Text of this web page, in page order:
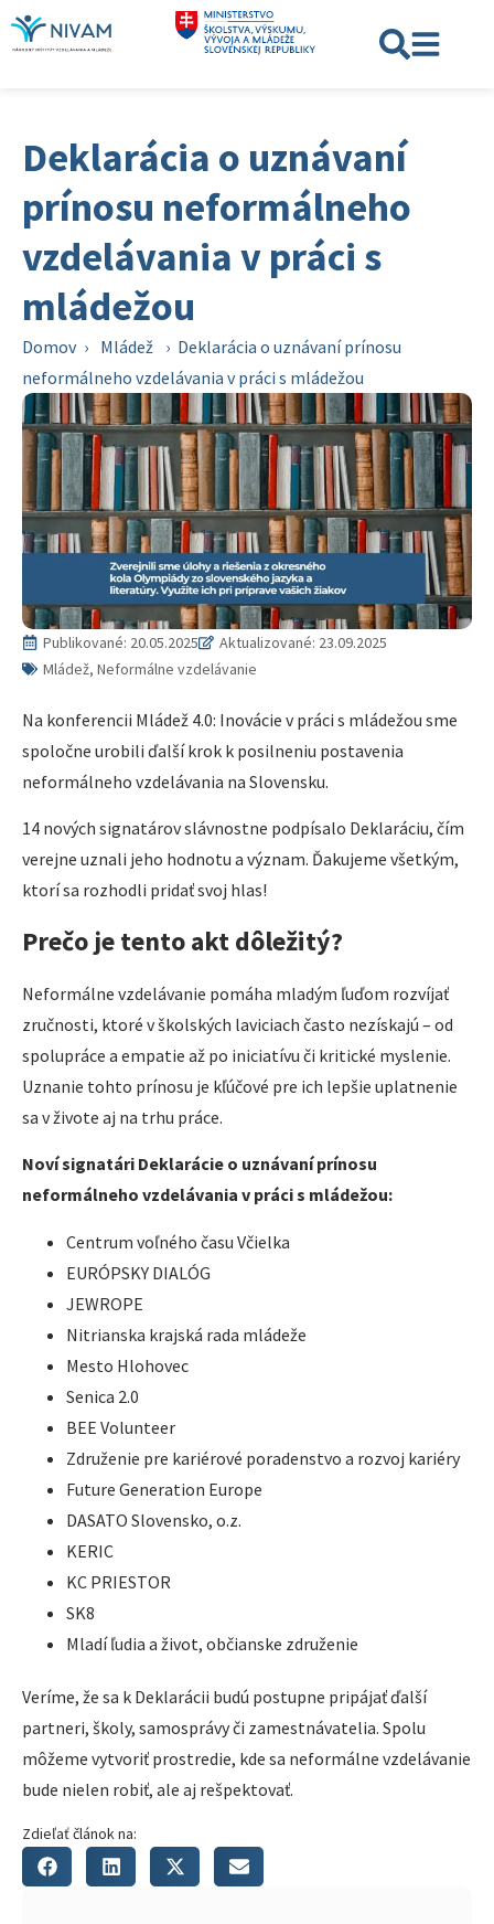
Deklarácia o uznávaní
prínosu neformálneho
vzdelávania v práci s
mládežou
Domov › Mládež › Deklarácia o uznávaní prínosu
neformálneho vzdelávania v práci s mládežou
Publikované: 20.05.2025
Aktualizované: 23.09.2025
Mládež, Neformálne vzdelávanie
Na konferencii Mládež 4.0: Inovácie v práci s mládežou sme
spoločne urobili ďalší krok k posilneniu postavenia
neformálneho vzdelávania na Slovensku.
14 nových signatárov slávnostne podpísalo Deklaráciu, čím
verejne uznali jeho hodnotu a význam. Ďakujeme všetkým,
ktorí sa rozhodli pridať svoj hlas!
Prečo je tento akt dôležitý?
Neformálne vzdelávanie pomáha mladým ľuďom rozvíjať
zručnosti, ktoré v školských laviciach často nezískajú – od
spolupráce a empatie až po iniciatívu či kritické myslenie.
Uznanie tohto prínosu je kľúčové pre ich lepšie uplatnenie
sa v živote aj na trhu práce.
Noví signatári Deklarácie o uznávaní prínosu
neformálneho vzdelávania v práci s mládežou:
Centrum voľného času Včielka
EURÓPSKY DIALÓG
JEWROPE
Nitrianska krajská rada mládeže
Mesto Hlohovec
Senica 2.0
BEE Volunteer
Združenie pre kariérové poradenstvo a rozvoj kariéry
Future Generation Europe
DASATO Slovensko, o.z.
KERIC
KC PRIESTOR
SK8
Mladí ľudia a život, občianske združenie
Veríme, že sa k Deklarácii budú postupne pripájať ďalší
partneri, školy, samosprávy či zamestnávatelia. Spolu
môžeme vytvoriť prostredie, kde sa neformálne vzdelávanie
bude nielen robiť, ale aj rešpektovať.
Zdieľať článok na: